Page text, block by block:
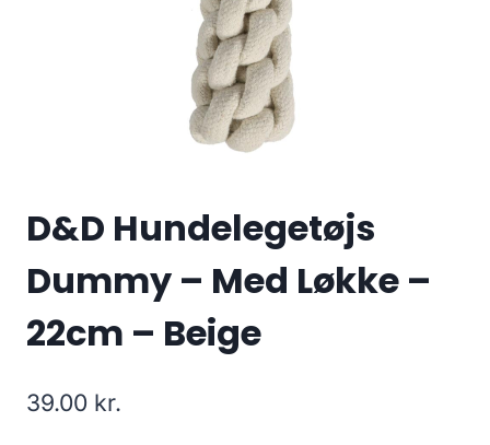
D&D Hundelegetøjs
Dummy – Med Løkke –
22cm – Beige
39.00 kr.